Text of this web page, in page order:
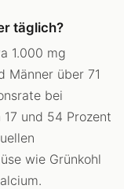
täglich?
1.000 mg
Männer über 71
bei
und 54 Prozent
wie Grünkohl